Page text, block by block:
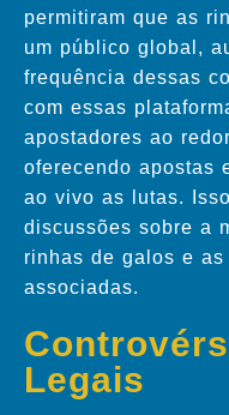
permitiram que as
um público global,
frequência dessas
com essas
apostadores ao
oferecendo apostas
ao vivo as lutas.
discussões sobre a
rinhas de galos e
associadas.
Legais